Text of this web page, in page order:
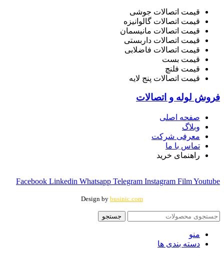
قیمت اتصالات جوشی
قیمت اتصالات گالوانیزه
قیمت اتصالات مانیسمان
قیمت اتصالات داربستی
قیمت اتصالات فاضلابی
قیمت بست
قیمت فلنچ
قیمت اتصالات پنج لایه
فروش لوله و اتصالات
صفحه اصلی
وبلاگ
معرفی شرکت
تماس با ما
راهنمای خرید
Facebook Linkedin Whatsapp Telegram Instagram FilmYoutube
Design by businic.com
جستجو
منو
دسته بندی ها